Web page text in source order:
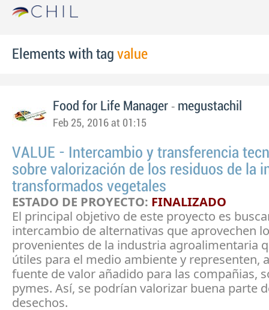
Elements with tag value
Food for Life Manager - megustachil
Feb 25, 2016 at 01:15
VALUE - Intercambio y transferencia
sobre valorización de los residuos de la
transformados vegetales
ESTADO DE PROYECTO: FINALIZADO
El principal objetivo de este proyecto es
intercambio de alternativas que aprovechen
provenientes de la industria agroalimentaria
útiles para el medio ambiente y representen,
fuente de valor añadido para las compañias,
pymes. Así, se podrían valorizar buena parte
desechos.